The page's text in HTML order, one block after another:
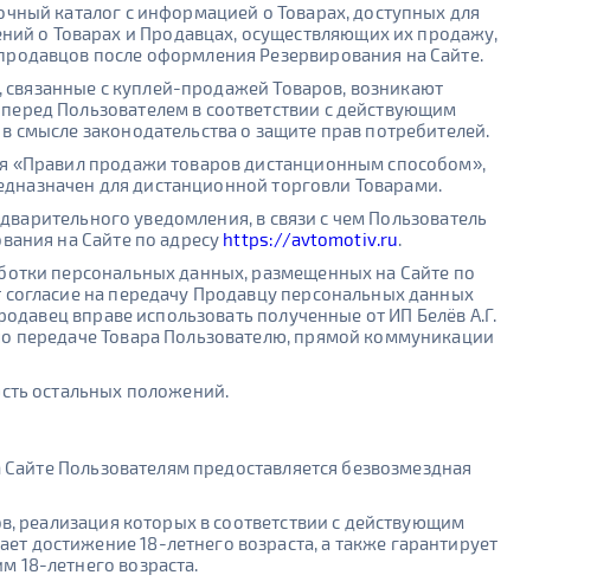
каталог с информацией о Товарах, доступных для
о Товарах и Продавцах, осуществляющих их продажу,
после оформления Резервирования на Сайте.
с куплей-продажей Товаров, возникают
Пользователем в соответствии с действующим
законодательства о защите прав потребителей.
«Правил продажи товаров дистанционным способом»,
для дистанционной торговли Товарами.
уведомления, в связи с чем Пользователь
на Сайте по адресу https://avtomotiv.ru.
персональных данных, размещенных на Сайте по
на передачу Продавцу персональных данных
вправе использовать полученные от ИП Белёв А.Г.
передаче Товара Пользователю, прямой коммуникации
остальных положений.
Пользователям предоставляется безвозмездная
реализация которых в соответствии с действующим
достижение 18-летнего возраста, а также гарантирует
18-летнего возраста.